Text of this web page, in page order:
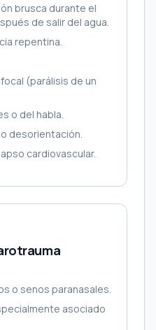
brusca durante el
de salir del agua.
repentina.
(parálisis de un
o del habla.
desorientación.
cardiovascular.
o senos paranasales.
asociado